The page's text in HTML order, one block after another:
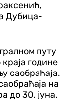
Дубица-
путу
године
саобраћаја.
на
до 30. јуна.